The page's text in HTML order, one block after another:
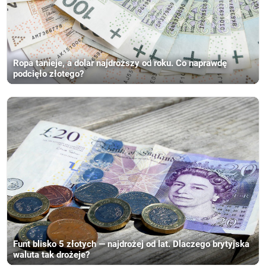
Ropa tanieje, a dolar najdroższy od roku. Co naprawdę
podcięło złotego?
Funt blisko 5 złotych — najdrożej od lat. Dlaczego brytyjska
waluta tak drożeje?